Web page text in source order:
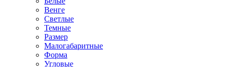
Венге
Светлые
Темные
Размер
Малогабаритные
Форма
Угловые